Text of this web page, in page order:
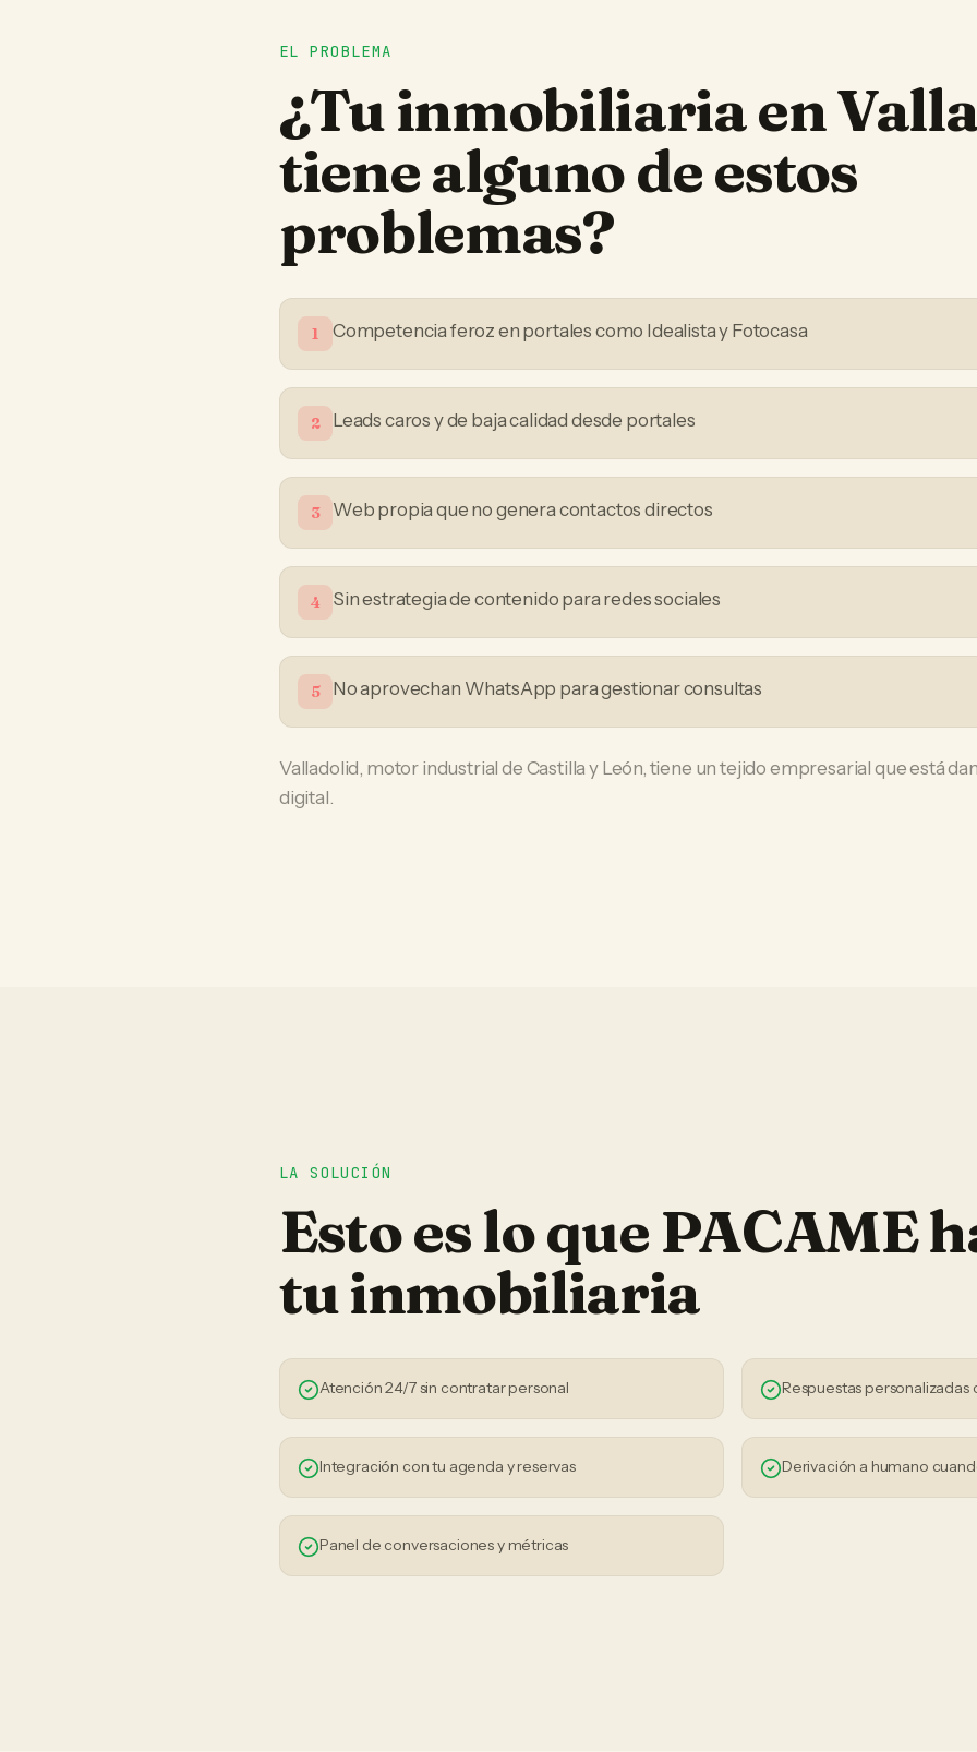
EL PROBLEMA
¿Tuinmobiliariaen
tiene alguno de estos
problemas?
1 Competencia feroz en portales como Idealista y Fotocasa
2 Leads caros y de baja calidad desde portales
3 Web propia que no genera contactos directos
4 Sin estrategia de contenido para redes sociales
5 No aprovechan WhatsApp para gestionar consultas
Valladolid, motor industrial de Castilla y León, tiene un tejido empresarial que está
digital.
LA SOLUCIÓN
Esto es lo que PACAME
tuinmobiliaria
Atención 24/7 sin contratar personal Respuestas personalizadas
Integración con tu agenda y reservas Derivación a humano
Panel de conversaciones y métricas